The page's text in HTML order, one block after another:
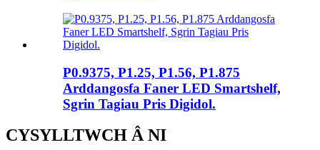
P0.9375, P1.25, P1.56, P1.875
Arddangosfa Faner LED Smartshelf,
Sgrin Tagiau Pris Digidol.
CYSYLLTWCH Â NI